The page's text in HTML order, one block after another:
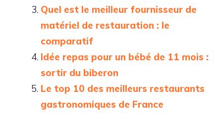
Quel est le meilleur fournisseur de
matériel de restauration : le
comparatif
Idée repas pour un bébé de 11 mois :
sortir du biberon
Le top 10 des meilleurs restaurants
gastronomiques de France